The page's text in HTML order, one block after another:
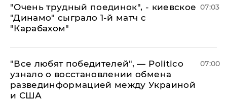
"Очень трудный поединок", - киевское
"Динамо" сыграло 1-й матч с
"Карабахом"
07:03
​"Все любят победителей", — Politico
узнало о восстановлении обмена
развединформацией между Украиной
и США
07:00